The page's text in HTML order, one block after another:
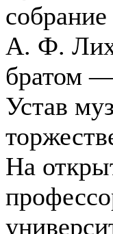
собрание
А. Ф.
братом
Устав
На